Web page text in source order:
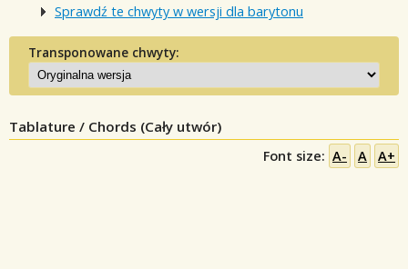
Sprawdź te chwyty w wersji dla barytonu
Transponowane chwyty:
Tablature / Chords (Cały utwór)
Font size: A- A A+